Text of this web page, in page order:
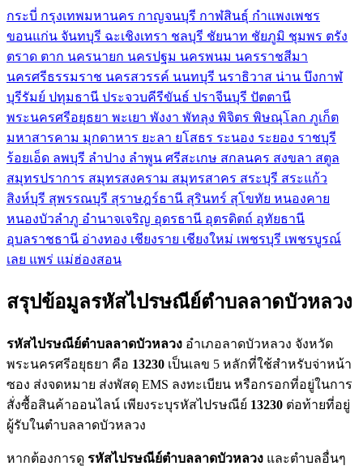
กระบี่ กรุงเทพมหานคร กาญจนบุรี กาฬสินธุ์ กำแพงเพชร
ขอนแก่น จันทบุรี ฉะเชิงเทรา ชลบุรี ชัยนาท ชัยภูมิ ชุมพร ตรัง
ตราด ตาก นครนายก นครปฐม นครพนม นครราชสีมา
นครศรีธรรมราช นครสวรรค์ นนทบุรี นราธิวาส น่าน บึงกาฬ
บุรีรัมย์ ปทุมธานี ประจวบคีรีขันธ์ ปราจีนบุรี ปัตตานี
พระนครศรีอยุธยา พะเยา พังงา พัทลุง พิจิตร พิษณุโลก ภูเก็ต
มหาสารคาม มุกดาหาร ยะลา ยโสธร ระนอง ระยอง ราชบุรี
ร้อยเอ็ด ลพบุรี ลำปาง ลำพูน ศรีสะเกษ สกลนคร สงขลา สตูล
สมุทรปราการ สมุทรสงคราม สมุทรสาคร สระบุรี สระแก้ว
สิงห์บุรี สุพรรณบุรี สุราษฎร์ธานี สุรินทร์ สุโขทัย หนองคาย
หนองบัวลำภู อำนาจเจริญ อุดรธานี อุตรดิตถ์ อุทัยธานี
อุบลราชธานี อ่างทอง เชียงราย เชียงใหม่ เพชรบุรี เพชรบูรณ์
เลย แพร่ แม่ฮ่องสอน
สรุปข้อมูลรหัสไปรษณีย์ตำบลลาดบัวหลวง
รหัสไปรษณีย์ตำบลลาดบัวหลวง อำเภอลาดบัวหลวง จังหวัด
พระนครศรีอยุธยา คือ 13230 เป็นเลข 5 หลักที่ใช้สำหรับจ่าหน้า
ซอง ส่งจดหมาย ส่งพัสดุ EMS ลงทะเบียน หรือกรอกที่อยู่ในการ
สั่งซื้อสินค้าออนไลน์ เพียงระบุรหัสไปรษณีย์ 13230 ต่อท้ายที่อยู่
ผู้รับในตำบลลาดบัวหลวง
หากต้องการดู รหัสไปรษณีย์ตำบลลาดบัวหลวง และตำบลอื่นๆ